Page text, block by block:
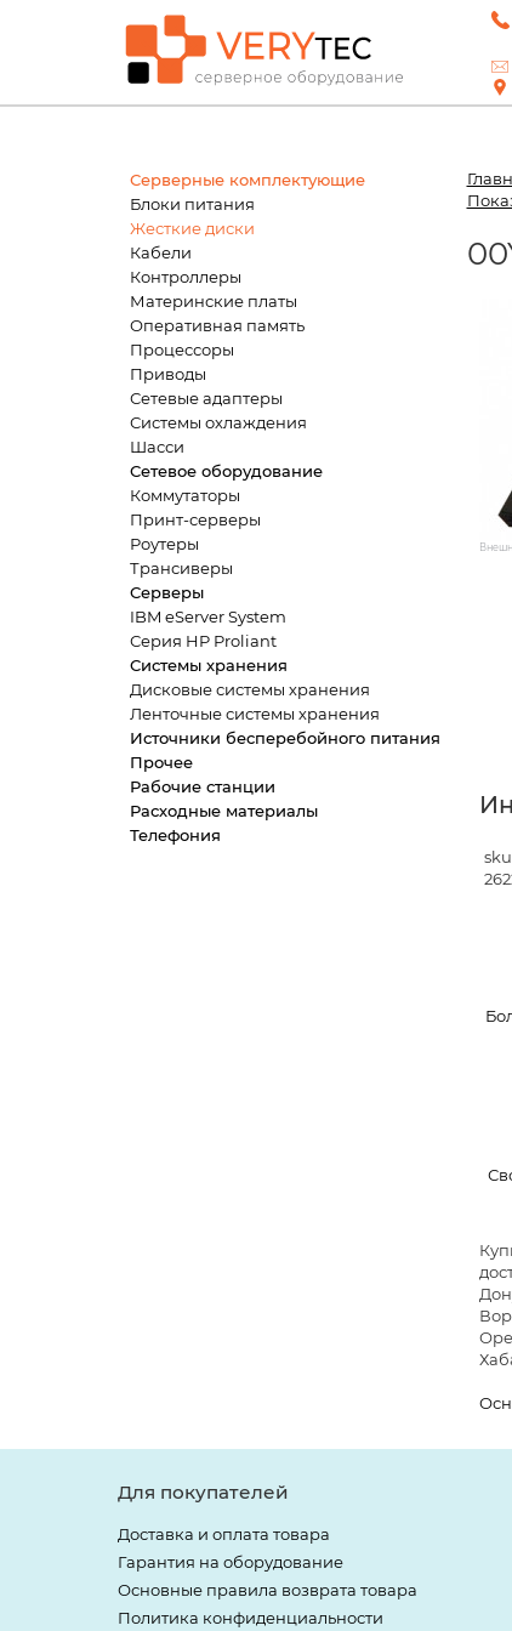
Серверные комплектующие
Блоки питания
Жесткие диски
Кабели
Контроллеры
Материнские платы
Оперативная память
Процессоры
Приводы
Сетевые адаптеры
Системы охлаждения
Шасси
Сетевое оборудование
Коммутаторы
Принт-серверы
Роутеры
Трансиверы
Серверы
IBM eServer System
Серия HP Proliant
Системы хранения
Дисковые системы хранения
Ленточные системы хранения
Источники бесперебойного питания
Прочее
Рабочие станции
Расходные материалы
Телефония
Для покупателей
Доставка и оплата товара
Гарантия на оборудование
Основные правила возврата товара
Политика конфиденциальности